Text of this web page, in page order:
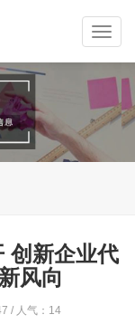
创新企业代
风向
/ 人气： 14